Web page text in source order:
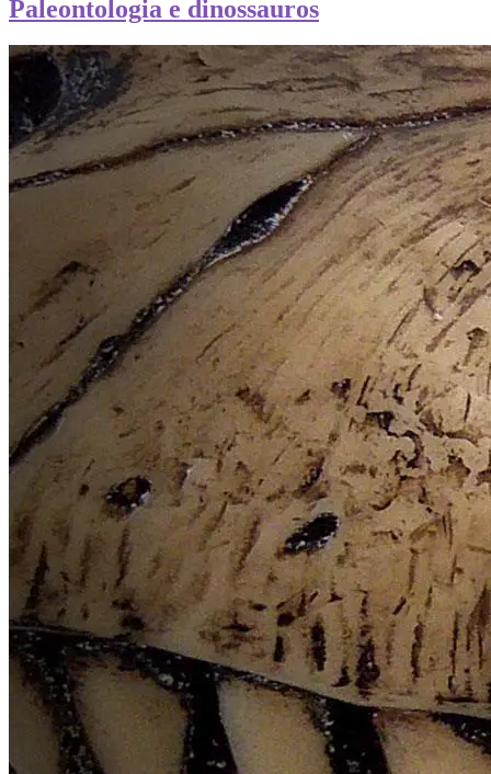
Paleontologia e dinossauros